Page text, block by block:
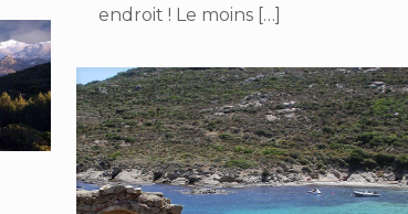
endroit ! Le moins[…]